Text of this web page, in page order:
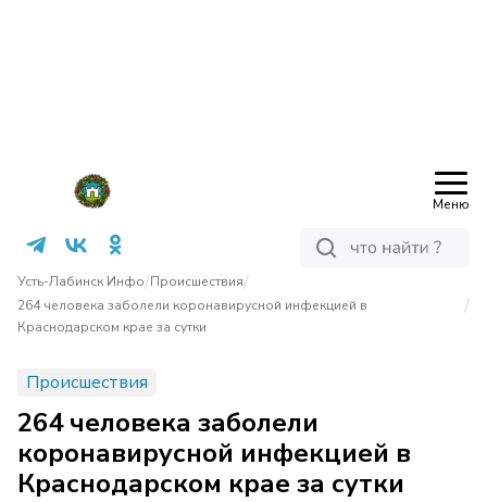
Меню
Усть-Лабинск Инфо/Происшествия/
264 человека заболели коронавирусной инфекцией в
Краснодарском крае за сутки
/
Происшествия
264 человека заболели
коронавирусной инфекцией в
Краснодарском крае за сутки